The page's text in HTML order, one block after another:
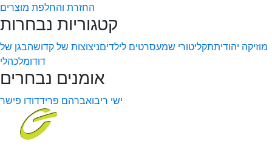
החזרת והחלפת מוצרים
קטגוריות נבחרות
מוזיקה יהודיתתקליטורי שמעסרטים לילדיםניצוצות של קדושהבגן של
דודומלכהלי
אומנים נבחרים
ישי ריבואברהם פרידדודו פישר